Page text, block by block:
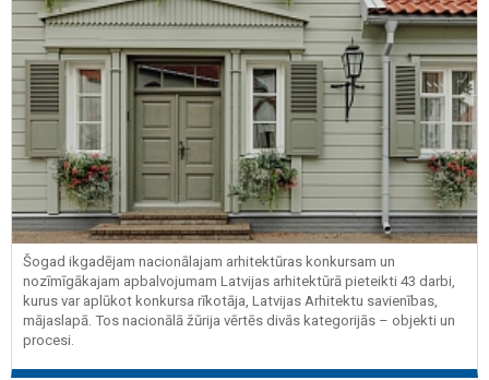
Šogad ikgadējam nacionālajam arhitektūras konkursam un
nozīmīgākajam apbalvojumam Latvijas arhitektūrā pieteikti 43 darbi,
kurus var aplūkot konkursa rīkotāja, Latvijas Arhitektu savienības,
mājaslapā. Tos nacionālā žūrija vērtēs divās kategorijās – objekti un
procesi.